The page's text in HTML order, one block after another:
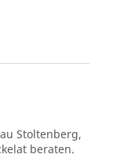
Stoltenberg,
beraten.